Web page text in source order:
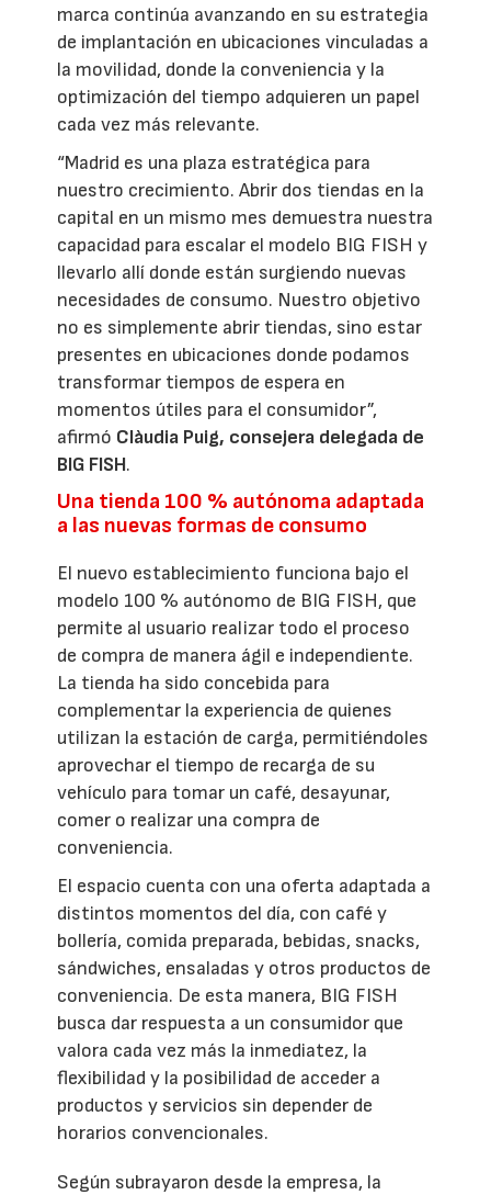
marca continúa avanzando en su estrategia
de implantación en ubicaciones vinculadas a
la movilidad, donde la conveniencia y la
optimización del tiempo adquieren un papel
cada vez más relevante.
“Madrid es una plaza estratégica para
nuestro crecimiento. Abrir dos tiendas en la
capital en un mismo mes demuestra nuestra
capacidad para escalar el modelo BIG FISH y
llevarlo allí donde están surgiendo nuevas
necesidades de consumo. Nuestro objetivo
no es simplemente abrir tiendas, sino estar
presentes en ubicaciones donde podamos
transformar tiempos de espera en
momentos útiles para el consumidor”,
afirmó Clàudia Puig, consejera delegada de
BIG FISH.
Una tienda 100 % autónoma adaptada
a las nuevas formas de consumo
El nuevo establecimiento funciona bajo el
modelo 100 % autónomo de BIG FISH, que
permite al usuario realizar todo el proceso
de compra de manera ágil e independiente.
La tienda ha sido concebida para
complementar la experiencia de quienes
utilizan la estación de carga, permitiéndoles
aprovechar el tiempo de recarga de su
vehículo para tomar un café, desayunar,
comer o realizar una compra de
conveniencia.
El espacio cuenta con una oferta adaptada a
distintos momentos del día, con café y
bollería, comida preparada, bebidas, snacks,
sándwiches, ensaladas y otros productos de
conveniencia. De esta manera, BIG FISH
busca dar respuesta a un consumidor que
valora cada vez más la inmediatez, la
flexibilidad y la posibilidad de acceder a
productos y servicios sin depender de
horarios convencionales.
Según subrayaron desde la empresa, la